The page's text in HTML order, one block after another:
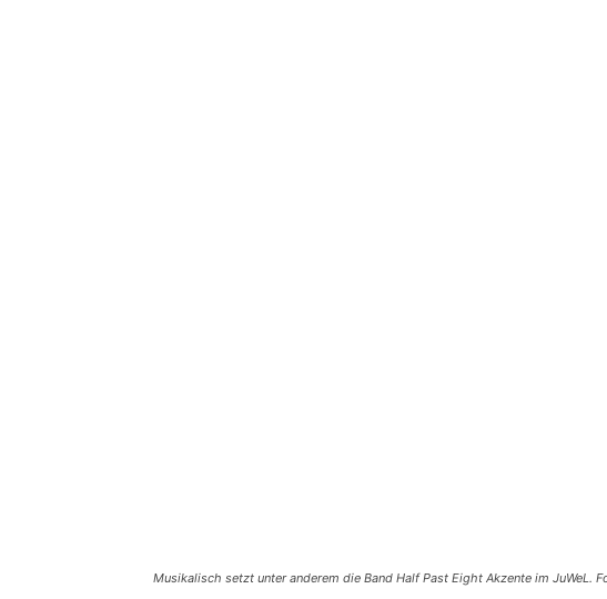
Musikalisch setzt unter anderem die Band Half Past Eight Akzente im JuWeL.